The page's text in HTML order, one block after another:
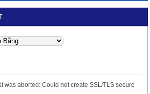
was aborted: Could not create SSL/TLS secure